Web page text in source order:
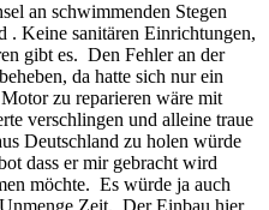
an schwimmenden Stegen
. Keine sanitären Einrichtungen,
gibt es. Den Fehler an der
da hatte sich nur ein
zu reparieren wäre mit
verschlingen und alleine traue
Deutschland zu holen würde
dass er mir gebracht wird
möchte. Es würde ja auch